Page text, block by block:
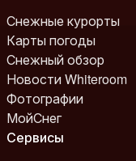
Снежные курорты
Карты погоды
Снежный обзор
Новости Whiteroom
Фотографии
МойСнег
Сервисы